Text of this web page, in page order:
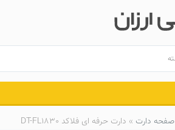
صفحه دارت » دارت حرفه‌ ای فلاکد DT-FL1830